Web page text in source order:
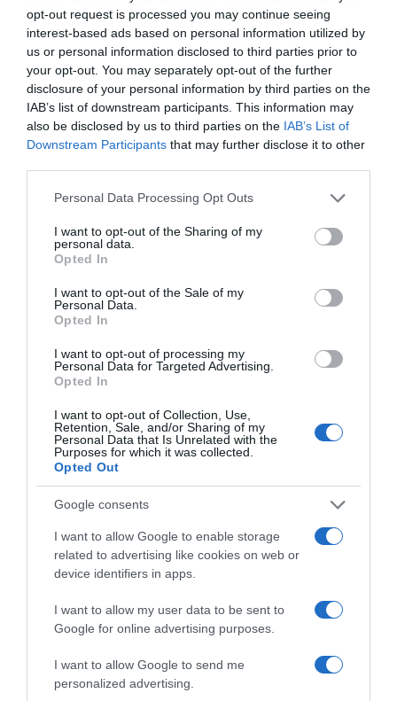
opt-out request is processed you may continue seeing
interest-based ads based on personal information utilized by
us or personal information disclosed to third parties prior to
your opt-out. You may separately opt-out of the further
disclosure of your personal information by third parties on the
IAB’s list of downstream participants. This information may
also be disclosed by us to third parties on the IAB’s List of
Downstream Participants that may further disclose it to other
Please note that this website/app uses one or more Google
not limited to your visit or usage behaviour. You may click to
grant or deny consent to Google and its third-party tags to
use your data for below specified purposes in below Google
consent section.
Personal Data Processing Opt Outs
I want to opt-out of the Sharing of my
personal data.
Opted In
I want to opt-out of the Sale of my
Personal Data.
Opted In
I want to opt-out of processing my
Personal Data for Targeted Advertising.
Opted In
I want to opt-out of Collection, Use,
Retention, Sale, and/or Sharing of my
Personal Data that Is Unrelated with the
Purposes for which it was collected.
Opted Out
Google consents
I want to allow Google to enable storage
related to advertising like cookies on web or
device identifiers in apps.
I want to allow my user data to be sent to
Google for online advertising purposes.
I want to allow Google to send me
personalized advertising.
a ruhákról, amelyekre határozottan nemet mondtam –
nevetett Evelin, akinek nagy valószínűséggel egy
számára fontos hagyománytól el kell tekintenie a saját
esküvőjén.
- Koszorúslányom nem lesz, mert a családból és a
barátaim közül már mindenki házas, nincs hajadon
közöttük, sőt ezzel a csokordobás is veszélybe került,
hiszen szinte mindenki férjhez ment már. Pedig ezzel
lehet, hogy megtörök egy hagyományt. Történt ugyanis,
majd megismerkedtem Danival, sőt ez a barátnőm
korábban, az eljegyzése előtt szintén elkapta a csokrot
egy esküvőn – mesélte Evelin, aki párjával együtt a
nászutat sem szeretné elhalasztani, a terveik szerint az
Megosztás:
Címkék: esküvő
Korábbi bejegyzések Következő bejegyzés
HASONLÓ BEJEGYZÉSEK